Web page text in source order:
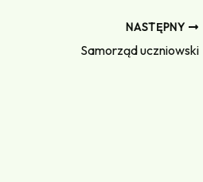
NASTĘPNY
Samorząd uczniowski